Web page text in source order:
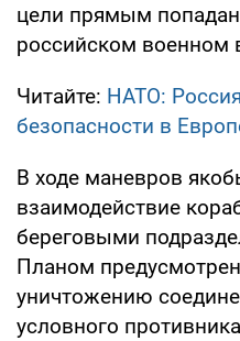
цели прямым
российском военном
Читайте: НАТО:
безопасности в
В ходе маневров
взаимодействие
береговыми
Планом
уничтожению
условного